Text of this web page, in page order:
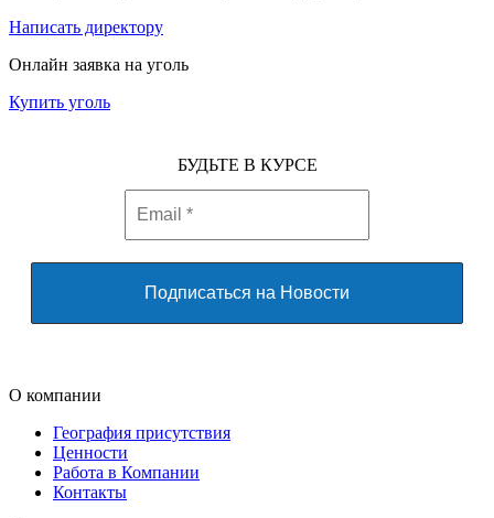
Написать директору
Онлайн заявка на уголь
Купить уголь
БУДЬТЕ В КУРСЕ
О компании
География присутствия
Ценности
Работа в Компании
Контакты